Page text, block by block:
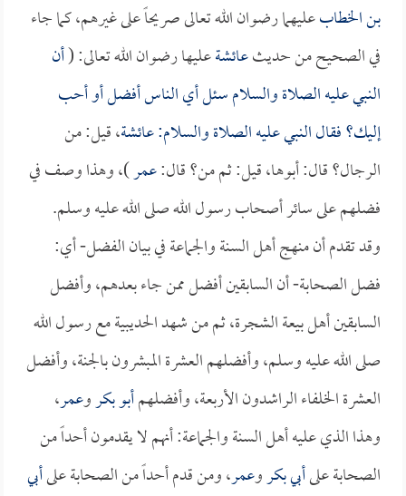
بن الخطابعليهما رضوان الله تعالى صريحاً على غيرهم، كما جاء
في الصحيح من حديثعائشةعليها رضوان الله تعالى: (أن
النبي عليه الصلاة والسلام سئل أي الناس أفضل أو أحب
إليك؟ فقال النبي عليه الصلاة والسلام:عائشة، قيل: من
الرجال؟ قال: أبوها، قيل: ثم من؟ قال:عمر)، وهذا وصف في
فضلهم على سائر أصحاب رسول الله صلى الله عليه وسلم.
وقد تقدم أن منهج أهل السنة والجماعة في بيان الفضل- أي:
فضل الصحابة- أن السابقين أفضل ممن جاء بعدهم، وأفضل
السابقين أهل بيعة الشجرة، ثم من شهد الحديبية مع رسول الله
صلى الله عليه وسلم، وأفضلهم العشرة المبشرون بالجنة، وأفضل
العشرة الخلفاء الراشدون الأربعة، وأفضلهمأبو بكروعمر،
وهذا الذي عليه أهل السنة والجماعة: أنهم لا يقدمون أحداً من
الصحابة علىأبي بكروعمر، ومن قدم أحداً من الصحابة علىأبي